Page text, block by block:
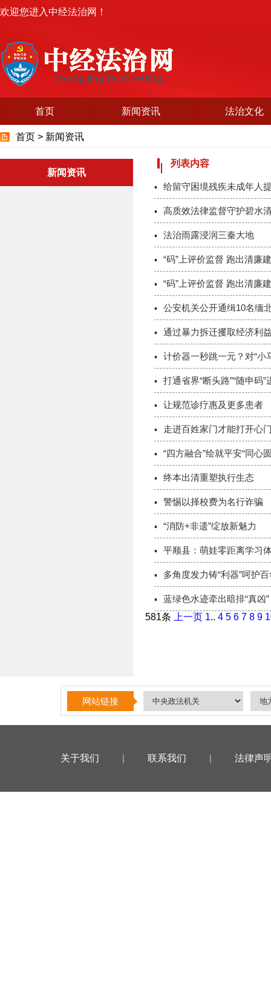
欢迎您进入中经法治网！
首页 新闻资讯 法治文化
首页 > 新闻资讯
新闻资讯
列表内容
给留守困境残疾未成年人
高质效法律监督守护碧水
法治雨露浸润三秦大地
“码”上评价监督 跑出清廉
“码”上评价监督 跑出清廉
公安机关公开通缉10名缅
通过暴力拆迁攫取经济利
计价器一秒跳一元？对“小
打通省界“断头路”“随申码”
让规范诊疗惠及更多患者
走进百姓家门才能打开心
“四方融合”绘就平安“同心
终本出清重塑执行生态
警惕以择校费为名行诈骗
“消防+非遗”绽放新魅力
平顺县：萌娃零距离学习
多角度发力铸“利器”呵护
蓝绿色水迹牵出暗排“真凶”
581条
上一页 1.. 4 5 6 7 8 9
网站链接
关于我们 | 联系我们 | 法律声